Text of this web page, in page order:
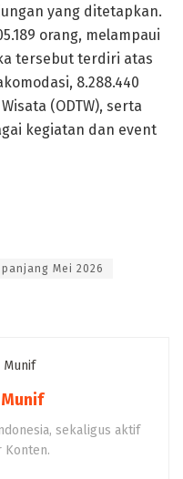
yang ditetapkan.
orang, melampaui
tersebut terdiri atas
8.288.440
(ODTW), serta
kegiatan dan event
Mei 2026
sekaligus aktif
Konten.